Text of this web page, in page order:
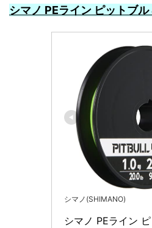
シマノ PEライン ピットブ
シマノ(SHIMANO)
シマノ PEライン